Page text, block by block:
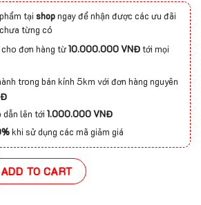
tại shopngay để nhận được các ưu đãi
từng có
cho đơn hàng từ10.000.000 VNĐtới mọi
trong bán kính 5km với đơn hàng nguyên
dẫn lên tới1.000.000 VNĐ
khi sử dụng các mã giảm giá
01 quantity
ADD TO CART